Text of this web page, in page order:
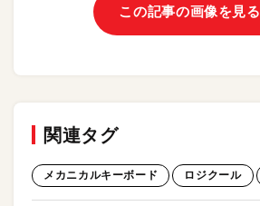
この記事の画像を見る
関連タグ
メカニカルキーボード ロジクール